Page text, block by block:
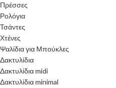
Πρέσσες
Ρολόγια
Τσάντες
Χτένες
Ψαλίδια για Μπούκλες
Δακτυλίδια
Δακτυλίδια midi
Δακτυλίδια minimal